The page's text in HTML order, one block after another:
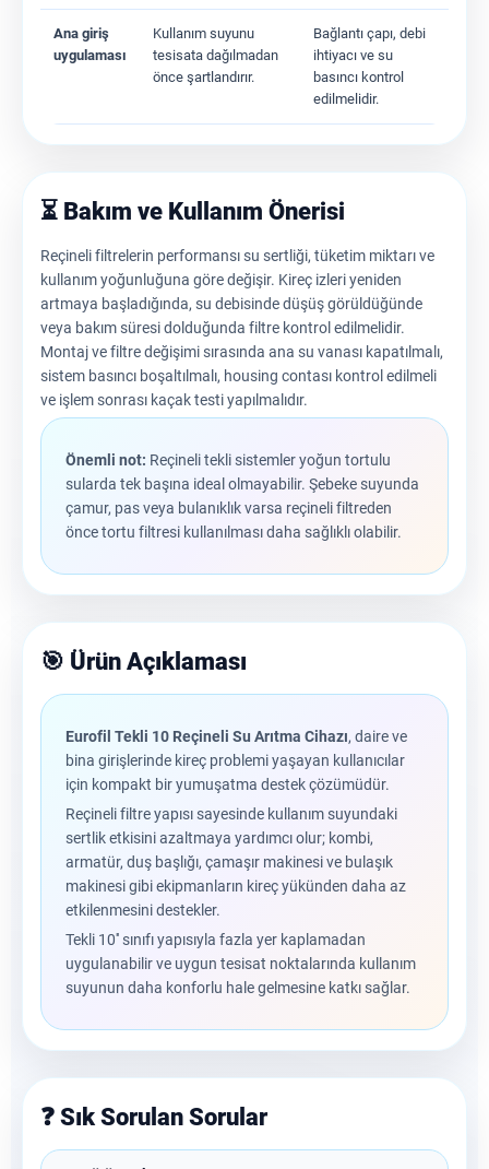
Ana giriş
uygulaması
Kullanım suyunu
tesisata dağılmadan
önce şartlandırır.
Bağlantı çapı, debi
ihtiyacı ve su
basıncı kontrol
edilmelidir.
⏳ Bakım ve Kullanım Önerisi
Reçineli filtrelerin performansı su sertliği, tüketim miktarı ve
kullanım yoğunluğuna göre değişir. Kireç izleri yeniden
artmaya başladığında, su debisinde düşüş görüldüğünde
veya bakım süresi dolduğunda filtre kontrol edilmelidir.
Montaj ve filtre değişimi sırasında ana su vanası kapatılmalı,
sistem basıncı boşaltılmalı, housing contası kontrol edilmeli
ve işlem sonrası kaçak testi yapılmalıdır.
Önemli not: Reçineli tekli sistemler yoğun tortulu
sularda tek başına ideal olmayabilir. Şebeke suyunda
çamur, pas veya bulanıklık varsa reçineli filtreden
önce tortu filtresi kullanılması daha sağlıklı olabilir.
🎯 Ürün Açıklaması
Eurofil Tekli 10 Reçineli Su Arıtma Cihazı, daire ve
bina girişlerinde kireç problemi yaşayan kullanıcılar
için kompakt bir yumuşatma destek çözümüdür.
Reçineli filtre yapısı sayesinde kullanım suyundaki
sertlik etkisini azaltmaya yardımcı olur; kombi,
armatür, duş başlığı, çamaşır makinesi ve bulaşık
makinesi gibi ekipmanların kireç yükünden daha az
etkilenmesini destekler.
Tekli 10'' sınıfı yapısıyla fazla yer kaplamadan
uygulanabilir ve uygun tesisat noktalarında kullanım
suyunun daha konforlu hale gelmesine katkı sağlar.
❓ Sık Sorulan Sorular